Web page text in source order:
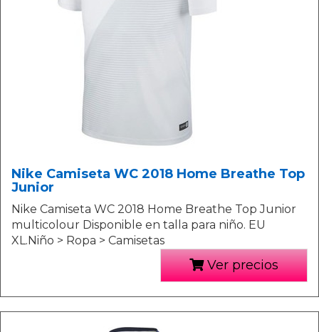
Nike Camiseta WC 2018 Home Breathe Top
Junior
Nike Camiseta WC 2018 Home Breathe Top Junior
multicolour Disponible en talla para niño. EU
XL.Niño > Ropa > Camisetas
Ver precios